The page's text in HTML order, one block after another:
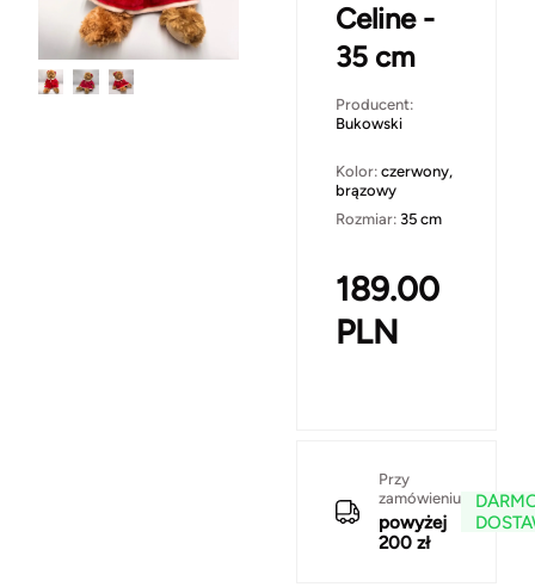
Celine -
35 cm
Producent:
Bukowski
Kolor: czerwony,
brązowy
Rozmiar: 35 cm
189.00
PLN
Przy
zamówieniu
powyżej
200 zł